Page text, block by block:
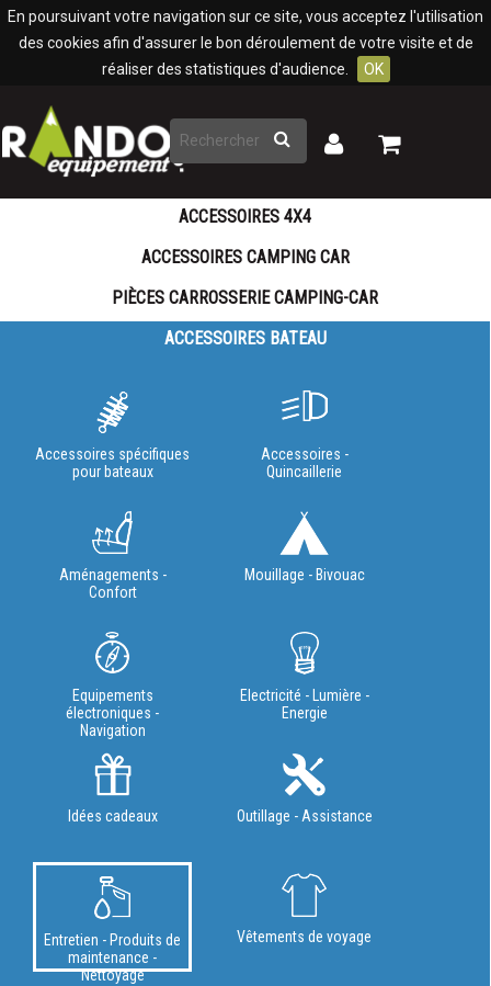
En poursuivant votre navigation sur ce site, vous acceptez l'utilisation
des cookies afin d'assurer le bon déroulement de votre visite et de
réaliser des statistiques d'audience.
OK
Rechercher
Mon
Mon
ACCESSOIRES 4X4
ACCESSOIRES CAMPING CAR
PIÈCES CARROSSERIE CAMPING-CAR
ACCESSOIRES BATEAU
Accessoires spécifiques
pour bateaux
Accessoires -
Quincaillerie
Aménagements -
Confort
Mouillage - Bivouac
Equipements
électroniques -
Navigation
Electricité - Lumière -
Energie
Idées cadeaux Outillage - Assistance
Entretien - Produits de
maintenance -
Nettoyage
Vêtements de voyage
Panneau de gestion des cookies